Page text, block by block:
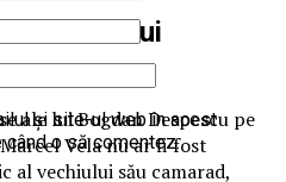
în locul lui
ale lui Bogdan Despescu pe
Vela nu ar fi fost
vechiului său camarad,
și site-ul web în acest
când o să comentez.